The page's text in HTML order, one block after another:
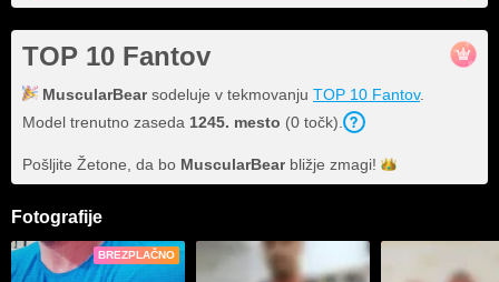
TOP 10 Fantov
MuscularBear sodeluje v tekmovanju TOP 10 Fantov.
Model trenutno zaseda 1245. mesto (0 točk).
Pošljite Žetone, da bo MuscularBear bližje zmagi!
Fotografije
BREZPLAČNO